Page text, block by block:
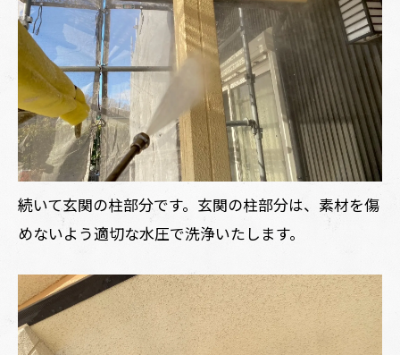
続いて玄関の柱部分です。玄関の柱部分は、素材を傷
めないよう適切な水圧で洗浄いたします。